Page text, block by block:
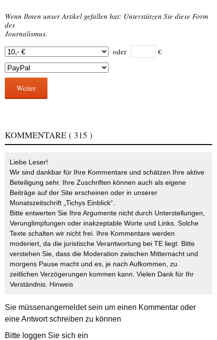
Wenn Ihnen unser Artikel gefallen hat: Unterstützen Sie diese Form
des
Journalismus.
oder
€
Weiter
KOMMENTARE ( 315 )
Liebe Leser!
Wir sind dankbar für Ihre Kommentare und schätzen Ihre aktive
Beteiligung sehr. Ihre Zuschriften können auch als eigene
Beiträge auf der Site erscheinen oder in unserer
Monatszeitschrift „Tichys Einblick“.
Bitte entwerten Sie Ihre Argumente nicht durch Unterstellungen,
Verunglimpfungen oder inakzeptable Worte und Links. Solche
Texte schalten wir nicht frei. Ihre Kommentare werden
moderiert, da die juristische Verantwortung bei TE liegt. Bitte
verstehen Sie, dass die Moderation zwischen Mitternacht und
morgens Pause macht und es, je nach Aufkommen, zu
zeitlichen Verzögerungen kommen kann. Vielen Dank für Ihr
Verständnis. Hinweis
Sie müssenangemeldetsein um einen Kommentar oder
eine Antwort schreiben zu können
Bitte loggen Sie sich ein